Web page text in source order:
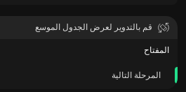
قم بالتدوير لعرض الجدول الموسع
المفتاح
المرحلة التالية